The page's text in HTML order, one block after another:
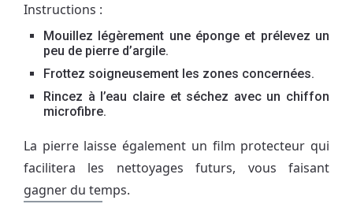
Instructions :
Mouillez légèrement une éponge et prélevez un
peu de pierre d’argile.
Frottez soigneusement les zones concernées.
Rincez à l’eau claire et séchez avec un chiffon
microfibre.
La pierre laisse également un film protecteur qui
facilitera les nettoyages futurs, vous faisant
gagner du temps.